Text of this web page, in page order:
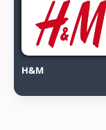
H&M